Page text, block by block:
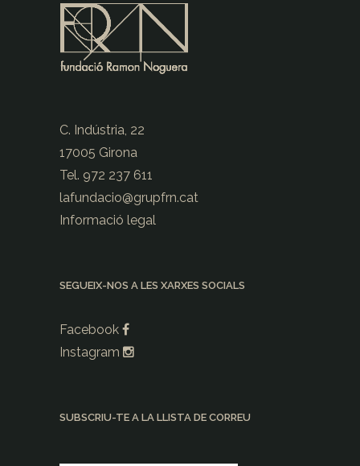
C. Indústria, 22
17005 Girona
Tel. 972 237 611
lafundacio@grupfrn.cat
Informació legal
SEGUEIX-NOS A LES XARXES SOCIALS
Facebook
Instagram
SUBSCRIU-TE A LA LLISTA DE CORREU